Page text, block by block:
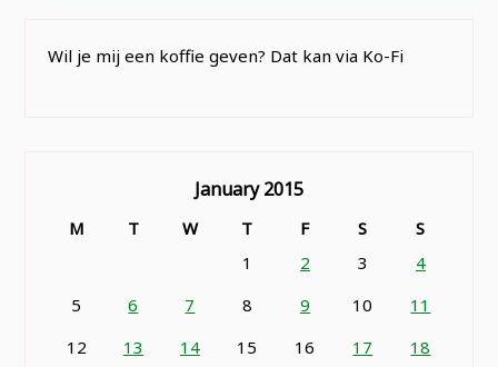
Wil je mij een koffie geven? Dat kan via Ko-Fi
January 2015
M T W T F S
S
1
2 3
4
5
6 7 8 9 10
11
12
13 14 15 16 17
18